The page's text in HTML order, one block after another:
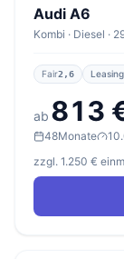
Audi A6
Kombi · Diesel ·
Fair2,6
ab 813
48Monate
zzgl. 1.250 €